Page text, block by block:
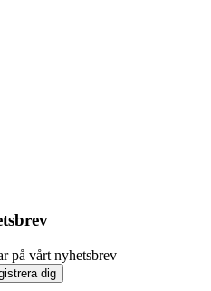
på vårt nyhetsbrev
dig